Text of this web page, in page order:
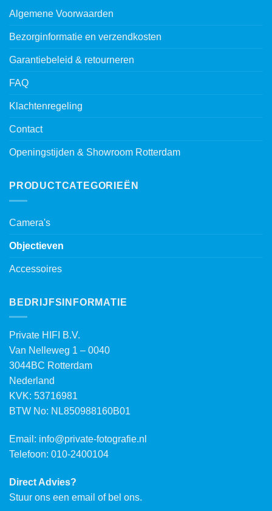
Algemene Voorwaarden
Bezorginformatie en verzendkosten
Garantiebeleid & retourneren
FAQ
Klachtenregeling
Contact
Openingstijden & Showroom Rotterdam
PRODUCTCATEGORIEËN
Camera's
Objectieven
Accessoires
BEDRIJFSINFORMATIE
Private HIFI B.V.
Van Nelleweg 1 – 0040
3044BC Rotterdam
Nederland
KVK: 53716981
BTW No: NL850988160B01
Email: info@private-fotografie.nl
Telefoon: 010-2400104
Direct Advies?
Stuur ons een email of bel ons.